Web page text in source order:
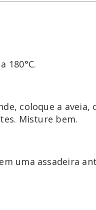
180°C.
coloque a aveia,
Misture bem.
uma assadeira